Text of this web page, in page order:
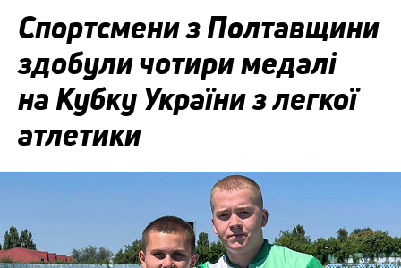
Спортсмени з Полтавщини
здобули чотири медалі
на Кубку України з легкої
атлетики